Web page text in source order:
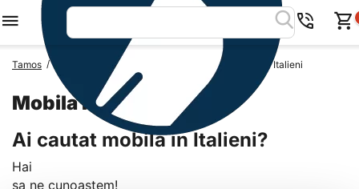
Tamos / Mobila Romania Mobila Judetul Dolj Mobila Italieni
Mobila Italieni
Ai cautat mobila in Italieni?
Hai
sa ne cunoastem!